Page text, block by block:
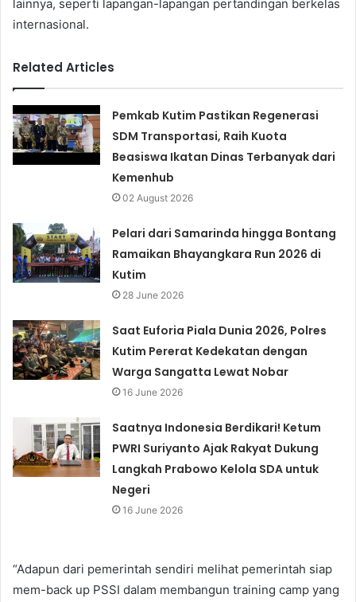
lainnya, seperti lapangan-lapangan pertandingan berkelas
internasional.
Related Articles
Pemkab Kutim Pastikan Regenerasi
SDM Transportasi, Raih Kuota
Beasiswa Ikatan Dinas Terbanyak dari
Kemenhub
02 August 2026
Pelari dari Samarinda hingga Bontang
Ramaikan Bhayangkara Run 2026 di
Kutim
28 June 2026
Saat Euforia Piala Dunia 2026, Polres
Kutim Pererat Kedekatan dengan
Warga Sangatta Lewat Nobar
16 June 2026
Saatnya Indonesia Berdikari! Ketum
PWRI Suriyanto Ajak Rakyat Dukung
Langkah Prabowo Kelola SDA untuk
Negeri
16 June 2026
“Adapun dari pemerintah sendiri melihat pemerintah siap
mem-back up PSSI dalam membangun training camp yang